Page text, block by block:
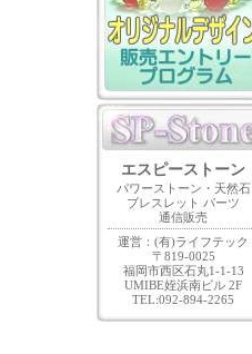
エスピーストーン
パワーストーン・天然石
ブレスレット パーツ
通信販売
運営：(有)ライフテック
〒819-0025
福岡市西区石丸1-1-13
UMIBE姪浜南ビル 2F
TEL:092-894-2265